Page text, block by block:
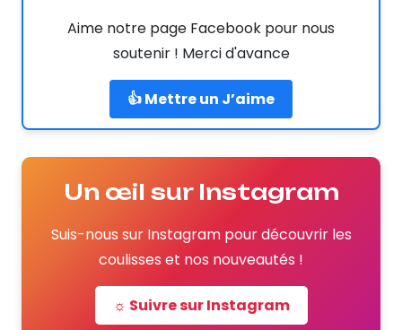
Aime notre page Facebook pour nous
soutenir ! Merci d'avance
👍 Mettre un J’aime
Un œil sur Instagram
Suis-nous sur Instagram pour découvrir les
coulisses et nos nouveautés !
☼ Suivre sur Instagram